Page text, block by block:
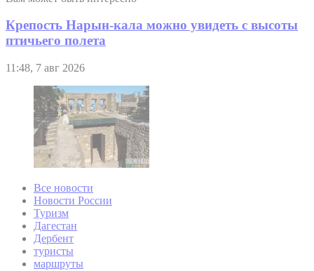
Крепость Нарын-кала можно увидеть с высоты
птичьего полета
11:48, 7 авг 2026
Все новости
Новости России
Туризм
Дагестан
Дербент
туристы
маршруты